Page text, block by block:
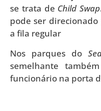
se trata de Child Swap
pode ser
a fila regular
Nos parques do
semelhante
funcionário na porta